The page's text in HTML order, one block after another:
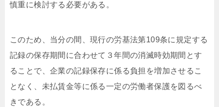
慎重に検討する必要がある。
このため、当分の間、現行の労基法第109条に規定する
記録の保存期間に合わせて３年間の消滅時効期間とす
ることで、企業の記録保存に係る負担を増加させるこ
となく、未払賃金等に係る一定の労働者保護を図るべ
きである。